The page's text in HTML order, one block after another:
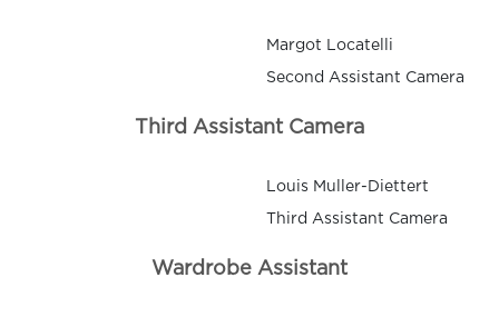
Margot Locatelli
Second Assistant Camera
Third Assistant Camera
Louis Muller-Diettert
Third Assistant Camera
Wardrobe Assistant